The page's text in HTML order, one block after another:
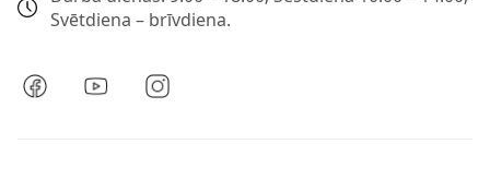
Svētdiena – brīvdiena.